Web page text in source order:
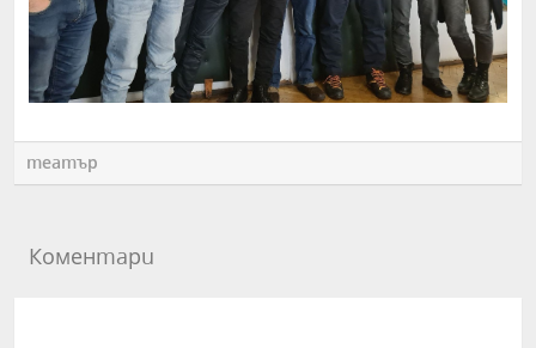
театър
Коментари